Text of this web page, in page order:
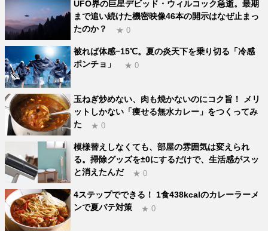
UFO界の巨星デビッド・ウィルコック急逝。最期
まで追い続けた機密映像46本の開示はなぜ止まっ
たのか？
★ 0
被れば体感−15℃。夏の炎天下を乗り切る「冷感
ポンチョ」
★ 0
玉ねぎ炒めない、肉も焼かないのにコク旨！ メリ
ットしかない「痩せる無水カレー」をつくってみ
た
★ 0
模様替えしなくても、部屋の雰囲気は変えられ
る。掃除グッズを±0にするだけで、生活感がスッ
と消えたんだ
★ 0
4ステップでできる！ 1食438kcalのカレーラーメ
ンで夏バテ対策
★ 0